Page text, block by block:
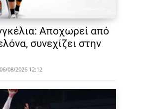
Αποχωρεί από
συνεχίζει στην
06/08/2026 12:12